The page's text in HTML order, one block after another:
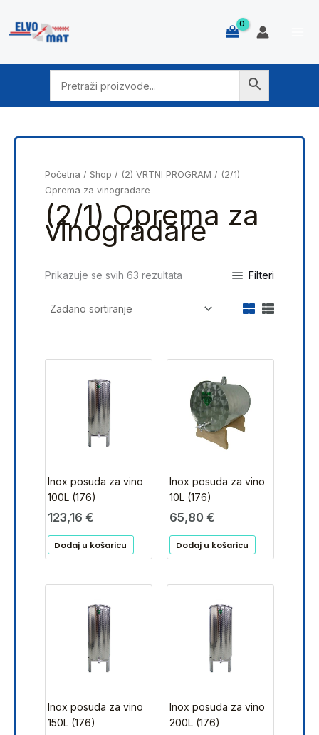
content
Početna / Shop / (2) VRTNI PROGRAM / (2/1)
Oprema za vinogradare
(2/1) Oprema za
vinogradare
Prikazuje se svih 63 rezultata Filteri
Inox posuda za vino
100L (176)
123,16 €
Dodaj u košaricu
Inox posuda za vino
10L (176)
65,80 €
Dodaj u košaricu
Inox posuda za vino
150L (176)
Inox posuda za vino
200L (176)